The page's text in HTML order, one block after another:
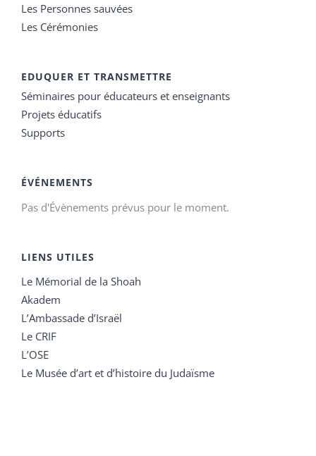
Les Personnes sauvées
Les Cérémonies
EDUQUER ET TRANSMETTRE
Séminaires pour éducateurs et enseignants
Projets éducatifs
Supports
ÉVÉNEMENTS
Pas d'Évènements prévus pour le moment.
LIENS UTILES
Le Mémorial de la Shoah
Akadem
L’Ambassade d’Israël
Le CRIF
L’OSE
Le Musée d’art et d’histoire du Judaïsme